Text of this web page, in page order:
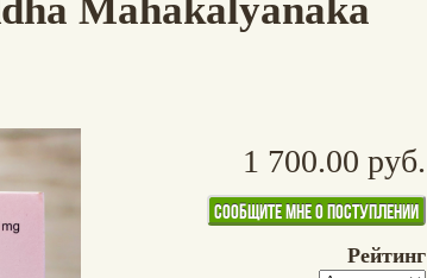
Mahakalyanaka
1 700.00 руб.
Рейтинг